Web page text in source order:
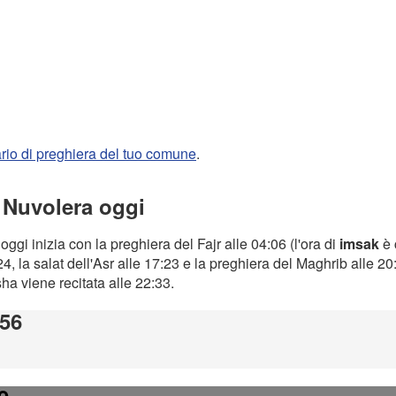
di preghiera del tuo comune.
oggi
inizia con la preghiera del Fajr alle 04:06 (l'ora di imsakè
la salat dell'Asr alle 17:23 e la preghiera del Maghrib alle
viene recitata alle 22:33.